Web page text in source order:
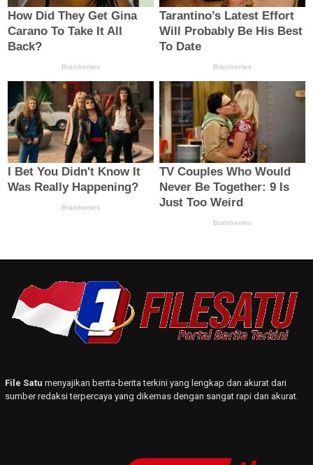
File Satu menyajikan berita-berita terkini yang lengkap dan akurat dari
sumber redaksi terpercaya yang dikemas dengan sangat rapi dan akurat.